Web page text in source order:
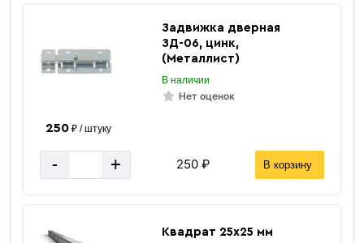
Задвижка дверная
ЗД-06, цинк,
(Металлист)
В наличии
Нет оценок
250₽ / штуку
- + 250 ₽ В корзину
Квадрат 25х25 мм
Уголок